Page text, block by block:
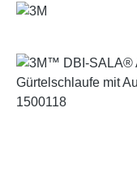
Bildergalerie